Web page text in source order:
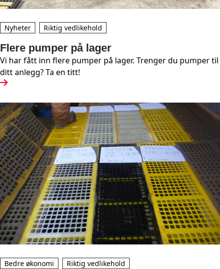
Nyheter Riktig vedlikehold
Flere pumper på lager
Vi har fått inn flere pumper på lager. Trenger du pumper til
ditt anlegg? Ta en titt!
Bedre økonomi Riktig vedlikehold